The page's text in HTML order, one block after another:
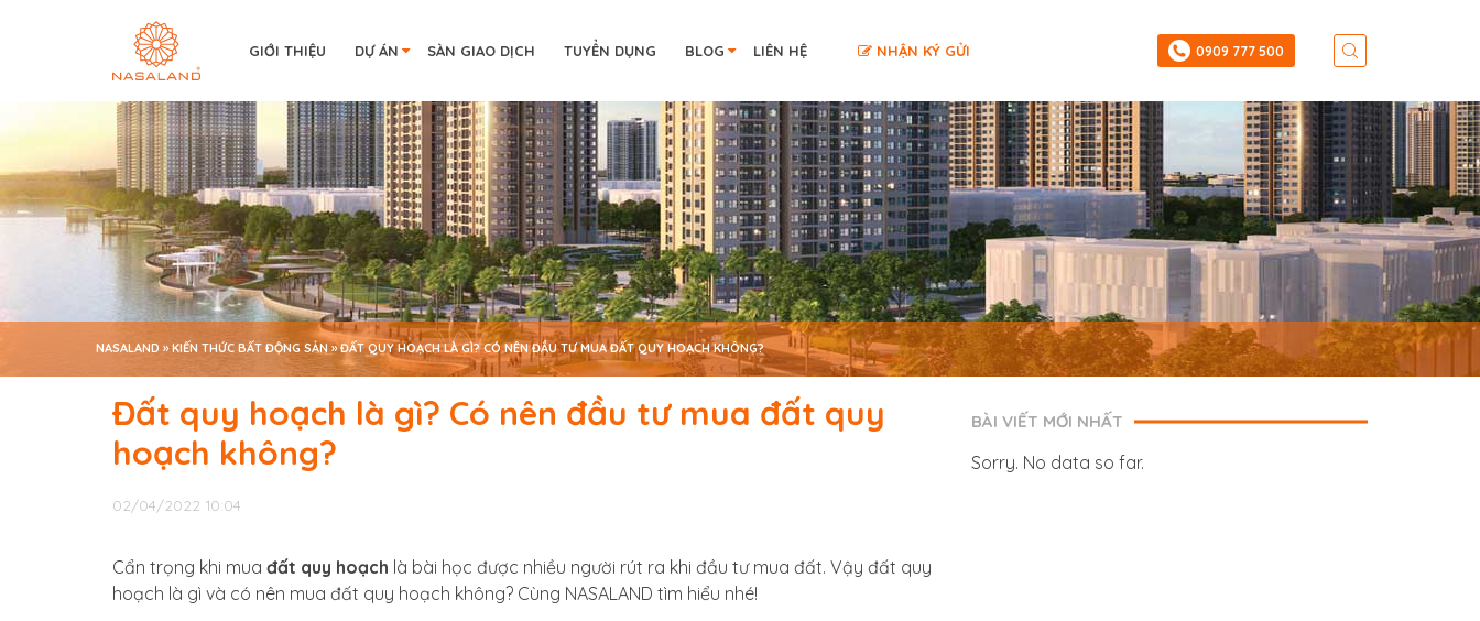
GIỚI THIỆU DỰ ÁN SÀN GIAO DỊCH TUYỂN DỤNG BLOG LIÊN HỆ NHẬN KÝ GỬI ‎0909 777 500
NASALAND »KIẾN THỨC BẤT ĐỘNG SẢN »ĐẤT QUY HOẠCH LÀ GÌ? CÓ NÊN ĐẦU TƯ MUA ĐẤT QUY HOẠCH KHÔNG?
Đất quy hoạch là gì? Có nên đầu tư mua đất quy
hoạch không?
02/04/2022 10:04
Cẩn trọng khi mua đất quy hoạch là bài học được nhiều người rút ra khi đầu tư mua đất. Vậy đất quy
hoạch là gì và có nên mua đất quy hoạch không? Cùng NASALAND tìm hiểu nhé!
BÀI VIẾT MỚI NHẤT
Sorry. No data so far.